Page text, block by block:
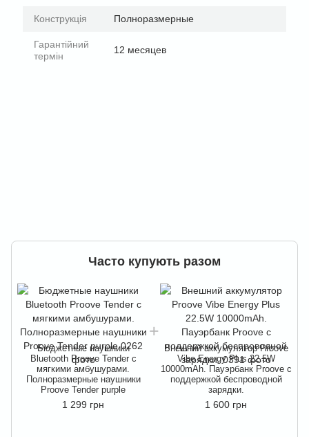
Конструкція Полноразмерные
Гарантійний
термін
12 месяцев
Часто купують разом
Бюджетные наушники
Bluetooth Proove Tender с
мягкими амбушурами.
Полноразмерные наушники
Proove Tender purple
1 299 грн
Внешний аккумулятор Proove
Vibe Energy Plus 22.5W
10000mAh. Пауэрбанк Proove с
поддержкой беспроводной
зарядки.
1 600 грн